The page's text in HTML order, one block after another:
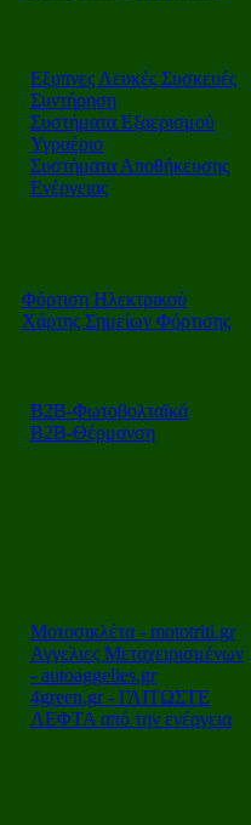
Εξυπνες Λευκές Συσκευές
Συντήρηση
Συστήματα Εξαερισμού
Υγραέριο
Συστήματα Αποθήκευσης
Ενέργειας
Φόρτιση Ηλεκτρικού
Χάρτης Σημείων Φόρτισης
Β2Β-Φωτοβολταϊκά
Β2Β-Θέρμανση
Μοτοσικλέτα - mototriti.gr
Αγγελιες Μεταχειρισμένων
- autoaggelies.gr
4green.gr - ΓΛΙΤΩΣΤΕ
ΛΕΦΤΑ από την ενέργεια